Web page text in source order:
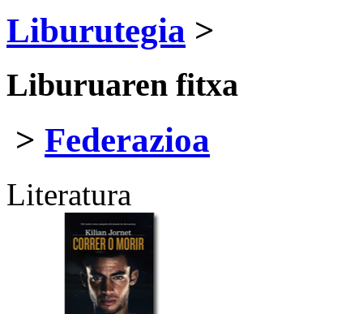
Liburutegia >
Liburuaren fitxa
> Federazioa
Literatura